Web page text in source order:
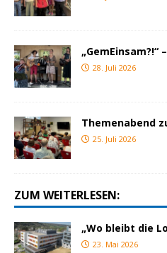
„GemEinsam?!“
28. Juli 2026
Themenabend
25. Juli 2026
ZUM WEITERLESEN:
„Wo bleibt die
23. Mai 2026